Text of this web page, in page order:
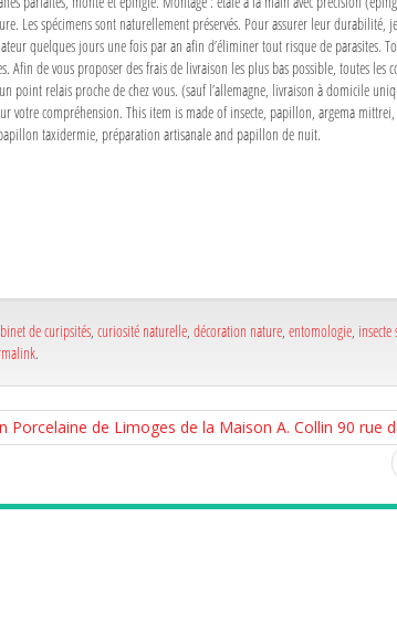
Les spécimens sont naturellement préservés. Pour assurer leur durabilité,
quelques jours une fois par an afin d’éliminer tout risque de parasites.
Afin de vous proposer des frais de livraison les plus bas possible, toutes
point relais proche de chez vous. (sauf l’allemagne, livraison à domicile
votre compréhension. This item is made of insecte, papillon, argema
taxidermie, préparation artisanale and papillon de nuit.
de curipsités curiosité naturelle décoration nature entomologie insecte
.
de Limoges de la Maison A. Collin 90 rue